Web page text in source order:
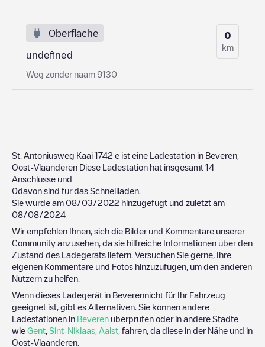
Oberfläche
undefined
Weg zonder naam 9130
0
km
St. Antoniusweg Kaai 1742 e ist eine Ladestation in Beveren
Oost-Vlaanderen Diese Ladestation hat insgesamt 14
Anschlüsse und
0davon sind für das Schnellladen.
Sie wurde am 08/03/2022 hinzugefügt und zuletzt am
08/08/2024
Wir empfehlen Ihnen, sich die Bilder und Kommentare unserer
Community anzusehen, da sie hilfreiche Informationen über den
Zustand des Ladegeräts liefern. Versuchen Sie gerne, Ihre
eigenen Kommentare und Fotos hinzuzufügen, um den anderen
Nutzern zu helfen.
Wenn dieses Ladegerät in Beverennicht für Ihr Fahrzeug
geeignet ist, gibt es Alternativen. Sie können andere
Ladestationen in Beveren überprüfen oder in andere Städte
wie Gent Sint-Niklaas Aalst , fahren, da diese in der Nähe und in
Oost-Vlaanderen